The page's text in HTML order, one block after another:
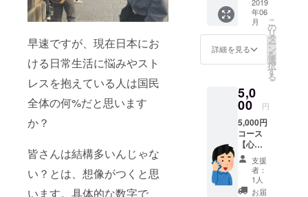
早速ですが、現在日本にお
ける日常生活に悩みやスト
レスを抱えている人は国民
全体の何%だと思います
か？
皆さんは結構多いんじゃな
い？とは、想像がつくと思
います。具体的な数字で
感謝を
メール
にてお
送りさ
せてい
ただき
ます。
年06
月
詳細を見る
こ
の
リ
タ
ー
ン
を
選
択
す
る
5,0
00 円
5,000円
コース
【心を
込めた
感謝の
ボイス
メッ
支援
者：
1人
お届